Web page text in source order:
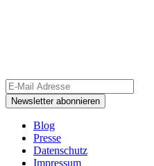
Blog
Presse
Datenschutz
Impressum